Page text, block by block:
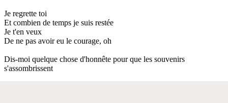
Je regrette toi
Et combien de temps je suis restée
Je t'en veux
De ne pas avoir eu le courage, oh
Dis-moi quelque chose d'honnête pour que les souvenirs
s'assombrissent